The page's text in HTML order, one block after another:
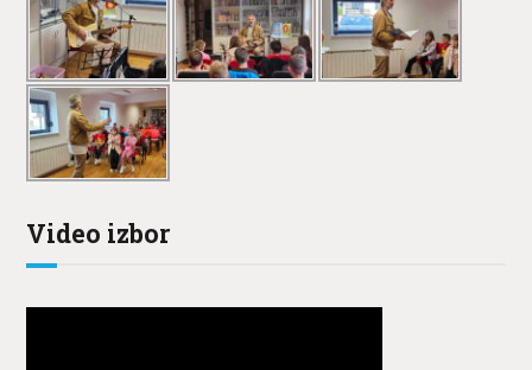
Video izbor